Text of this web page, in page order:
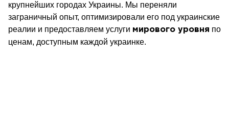
крупнейших городах Украины. Мы переняли
заграничный опыт, оптимизировали его под украинские
реалии и предоставляем услуги мирового уровня по
ценам, доступным каждой украинке.